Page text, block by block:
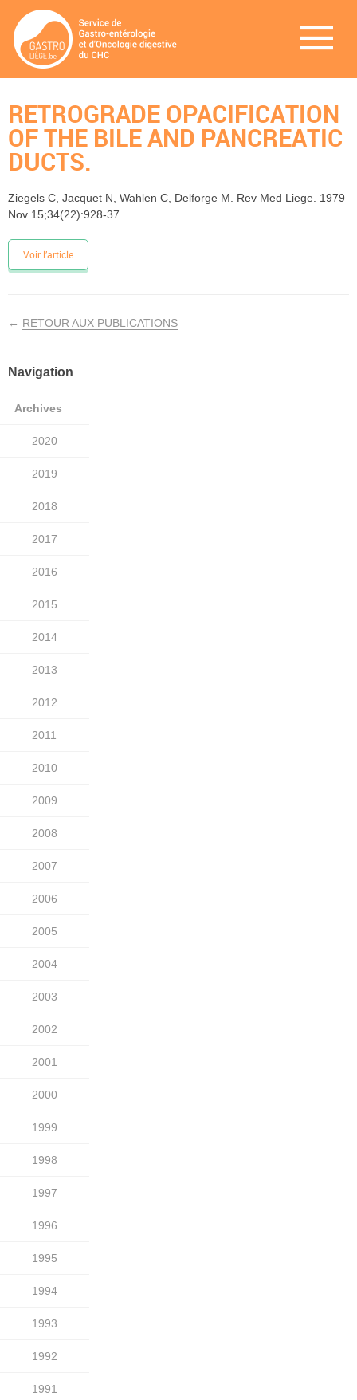
RETROGRADE OPACIFICATION
OF THE BILE AND PANCREATIC
DUCTS.
Ziegels C, Jacquet N, Wahlen C, Delforge M. Rev Med Liege. 1979
Nov 15;34(22):928-37.
Voir l’article
← RETOUR AUX PUBLICATIONS
Navigation
Archives
2020
2019
2018
2017
2016
2015
2014
2013
2012
2011
2010
2009
2008
2007
2006
2005
2004
2003
2002
2001
2000
1999
1998
1997
1996
1995
1994
1993
1992
1991